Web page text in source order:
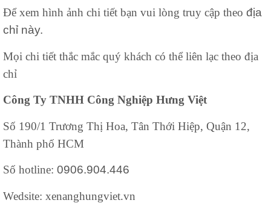
Để xem hình ảnh chi tiết bạn vui lòng truy cập theo địa
chỉ này.
Mọi chi tiết thắc mắc quý khách có thể liên lạc theo địa
chỉ
Công Ty TNHH Công Nghiệp Hưng Việt
Số 190/1 Trương Thị Hoa, Tân Thới Hiệp, Quận 12,
Thành phố HCM
Số hotline: 0906.904.446
Wedsite: xenanghungviet.vn